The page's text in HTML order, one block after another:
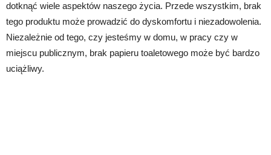
dotknąć wiele aspektów naszego życia. Przede wszystkim, brak
tego produktu może prowadzić do dyskomfortu i niezadowolenia.
Niezależnie od tego, czy jesteśmy w domu, w pracy czy w
miejscu publicznym, brak papieru toaletowego może być bardzo
uciążliwy.